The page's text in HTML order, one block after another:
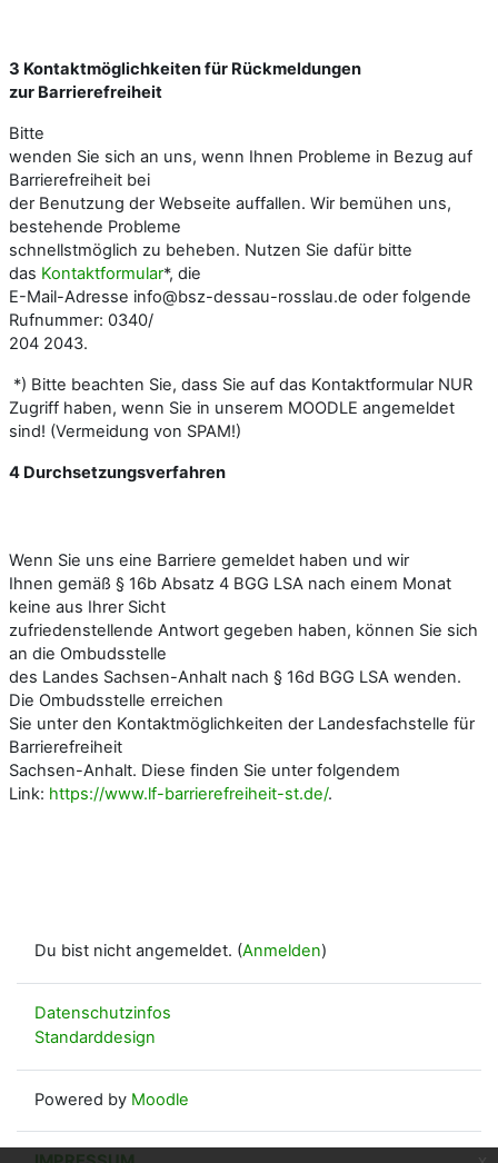
3 Kontaktmöglichkeiten für Rückmeldungen
zur Barrierefreiheit
Bitte
wenden Sie sich an uns, wenn Ihnen Probleme in Bezug auf
Barrierefreiheit bei
der Benutzung der Webseite auffallen. Wir bemühen uns,
bestehende Probleme
schnellstmöglich zu beheben. Nutzen Sie dafür bitte
das Kontaktformular*, die
E-Mail-Adresse info@bsz-dessau-rosslau.de oder folgende
Rufnummer: 0340/
204 2043.
*) Bitte beachten Sie, dass Sie auf das Kontaktformular NUR
Zugriff haben, wenn Sie in unserem MOODLE angemeldet
sind! (Vermeidung von SPAM!)
4 Durchsetzungsverfahren
Wenn Sie uns eine Barriere gemeldet haben und wir
Ihnen gemäß § 16b Absatz 4 BGG LSA nach einem Monat
keine aus Ihrer Sicht
zufriedenstellende Antwort gegeben haben, können Sie sich
an die Ombudsstelle
des Landes Sachsen-Anhalt nach § 16d BGG LSA wenden.
Die Ombudsstelle erreichen
Sie unter den Kontaktmöglichkeiten der Landesfachstelle für
Barrierefreiheit
Sachsen-Anhalt. Diese finden Sie unter folgendem
Link: https://www.lf-barrierefreiheit-st.de/.
Du bist nicht angemeldet. (Anmelden)
Datenschutzinfos
Standarddesign
Powered by Moodle